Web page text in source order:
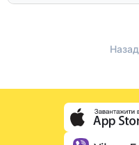
Назад